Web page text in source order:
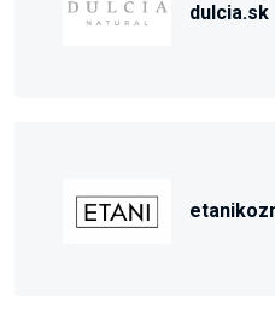
dulcia.sk